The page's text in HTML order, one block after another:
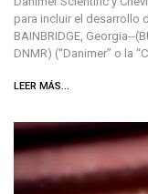
para incluir el desarrollo
BAINBRIDGE, Georgia--
DNMR) (“Danimer” o la
LEER MÁS...